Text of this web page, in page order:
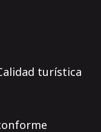
turística